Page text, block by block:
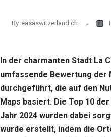
By easaswitzerland.ch
In der charmanten Stadt La
umfassende Bewertung der
durchgeführt, die auf den
Maps basiert. Die Top 10
Jahr 2024 wurden dabei
wurde erstellt, indem die